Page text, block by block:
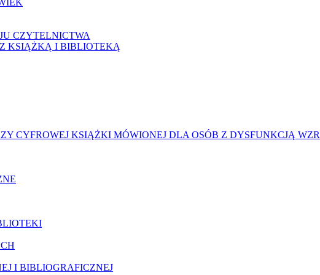
CZYTELNICTWA
KSIĄŻKĄ I BIBLIOTEKĄ
CYFROWEJ KSIĄŻKI MÓWIONEJ DLA OSÓB Z DYSFUNKCJĄ
I BIBLIOGRAFICZNEJ